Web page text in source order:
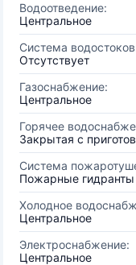
Водоотведение:
Центральное
Система
Отсутствует
Газоснабжение:
Центральное
Горячее
Закрытая с
Система
Пожарные гидранты
Холодное
Центральное
Электроснабжение:
Центральное